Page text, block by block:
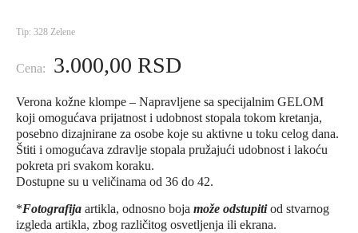
Tip: 328 Zelene
3.000,00 RSD
Verona kožne klompe – Napravljene sa specijalnim GELOM
koji omogućava prijatnost i udobnost stopala tokom kretanja,
posebno dizajnirane za osobe koje su aktivne u toku celog dana.
Štiti i omogućava zdravlje stopala pružajući udobnost i lakoću
pokreta pri svakom koraku.
Dostupne su u veličinama od 36 do 42.
*Fotografija artikla, odnosno boja može odstupitiod stvarnog
izgleda artikla, zbog različitog osvetljenja ili ekrana.